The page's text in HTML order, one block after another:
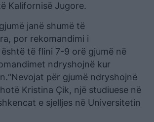
Kalifornisë Jugore.
janë shumë të
por rekomandimi i
të flini 7-9 orë gjumë në
ndryshojnë kur
për gjumë ndryshojnë
Kristina Çik, një studiuese në
e sjelljes në Universitetin